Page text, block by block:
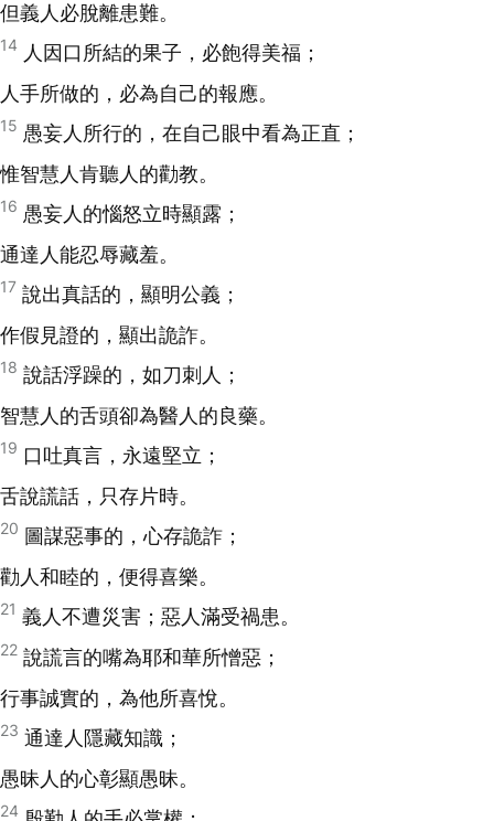
但義人必脫離患難。
14 人因口所結的果子，必飽得美福；
人手所做的，必為自己的報應。
15 愚妄人所行的，在自己眼中看為正直；
惟智慧人肯聽人的勸教。
16 愚妄人的惱怒立時顯露；
通達人能忍辱藏羞。
17 說出真話的，顯明公義；
作假見證的，顯出詭詐。
18 說話浮躁的，如刀刺人；
智慧人的舌頭卻為醫人的良藥。
19 口吐真言，永遠堅立；
舌說謊話，只存片時。
20 圖謀惡事的，心存詭詐；
勸人和睦的，便得喜樂。
21 義人不遭災害；惡人滿受禍患。
22 說謊言的嘴為耶和華所憎惡；
行事誠實的，為他所喜悅。
23 通達人隱藏知識；
愚昧人的心彰顯愚昧。
24